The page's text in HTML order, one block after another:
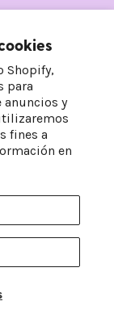
Shopify,
para
y
fines a
en